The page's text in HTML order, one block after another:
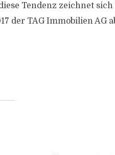
Tendenz zeichnet
der TAG Immobilien AG